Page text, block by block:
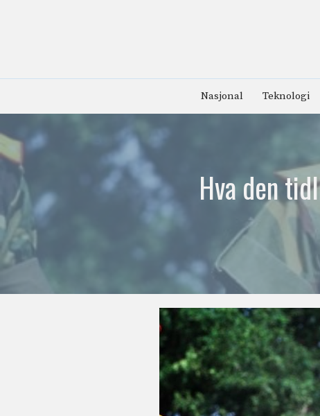
Nasjonal Teknologi
Hva den